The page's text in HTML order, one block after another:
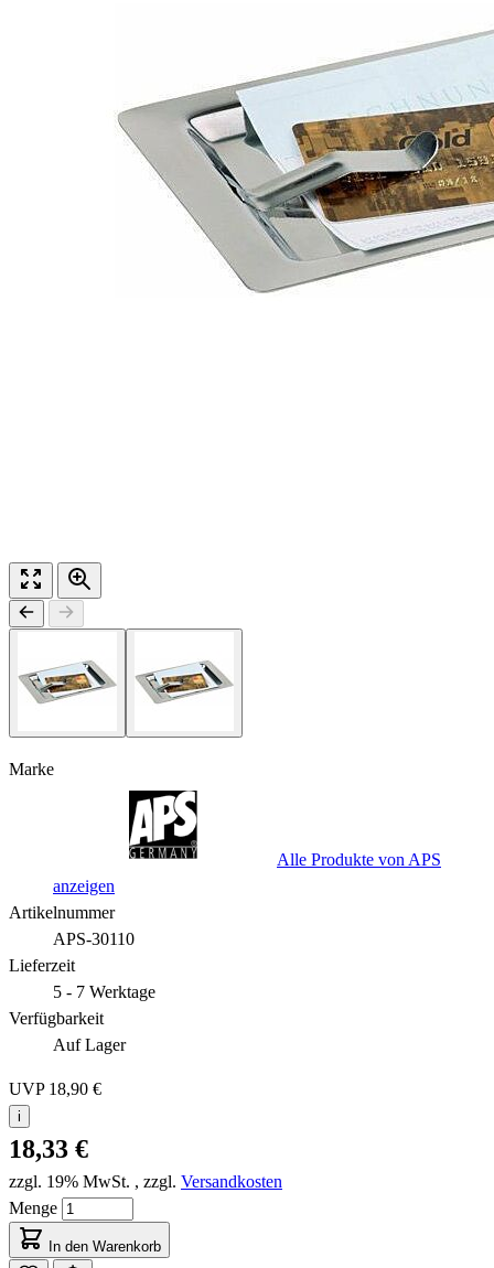
Marke
Alle Produkte von APS
anzeigen
Artikelnummer
APS-30110
Lieferzeit
5 - 7 Werktage
Verfügbarkeit
Auf Lager
UVP 18,90 €
i
18,33 €
zzgl. 19% MwSt. , zzgl. Versandkosten
Menge
In den Warenkorb